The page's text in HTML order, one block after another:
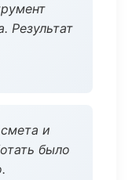
Результат
и
было